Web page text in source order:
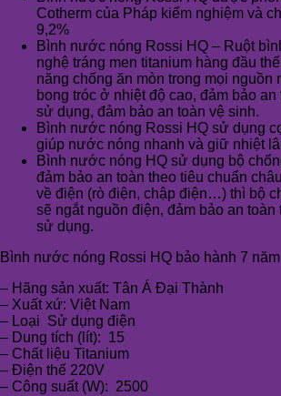
Cotherm của Pháp kiểm nghiệm và
9,2%
Bình nước nóng Rossi HQ – Ruột
nghệ tráng men titanium hàng đầu
năng chống ăn mòn trong mọi nguồn
bong tróc ở nhiệt độ cao, đảm bảo an
sử dụng, đảm bảo an toàn vệ sinh.
Bình nước nóng Rossi HQ sử dụng
giúp nước nóng nhanh và giữ nhiệt
Bình nước nóng HQ sử dụng bộ
đảm bảo an toàn theo tiêu chuẩn
về điện (rò điện, chập điện…) thì bộ
sẽ ngắt nguồn điện, đảm bảo an
sử dụng.
Bình nước nóng Rossi HQ bảo hành 7 năm
– Hãng sản xuất: Tân Á Đại Thành
– Xuất xứ: Việt Nam
– Loại Sử dụng điện
– Dung tích (lít): 15
– Chất liệu Titanium
– Điện thế 220V
– Công suất (W): 2500